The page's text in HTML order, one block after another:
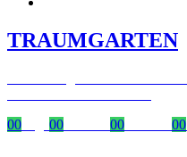
TRAUMGARTEN
00
00 00 00